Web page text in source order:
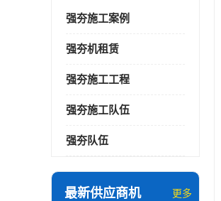
强夯施工案例
强夯机租赁
强夯施工工程
强夯施工队伍
强夯队伍
最新供应商机 更多